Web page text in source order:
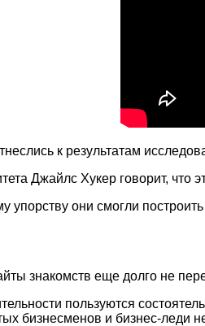
к результатам
Джайлс Хукер говорит,
упорству они смогли
знакомств еще долго не
пользуются
бизнесменов и бизнес-леди